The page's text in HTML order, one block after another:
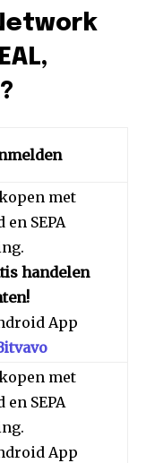
met
SEPA
handelen
App
met
SEPA
App